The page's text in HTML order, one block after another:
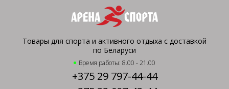
Товары для спорта и активного отдыха с доставкой
по Беларуси
Время работы: 8.00 - 21.00
+375 29 797-44-44